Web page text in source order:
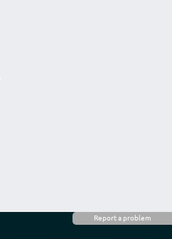
Report a problem